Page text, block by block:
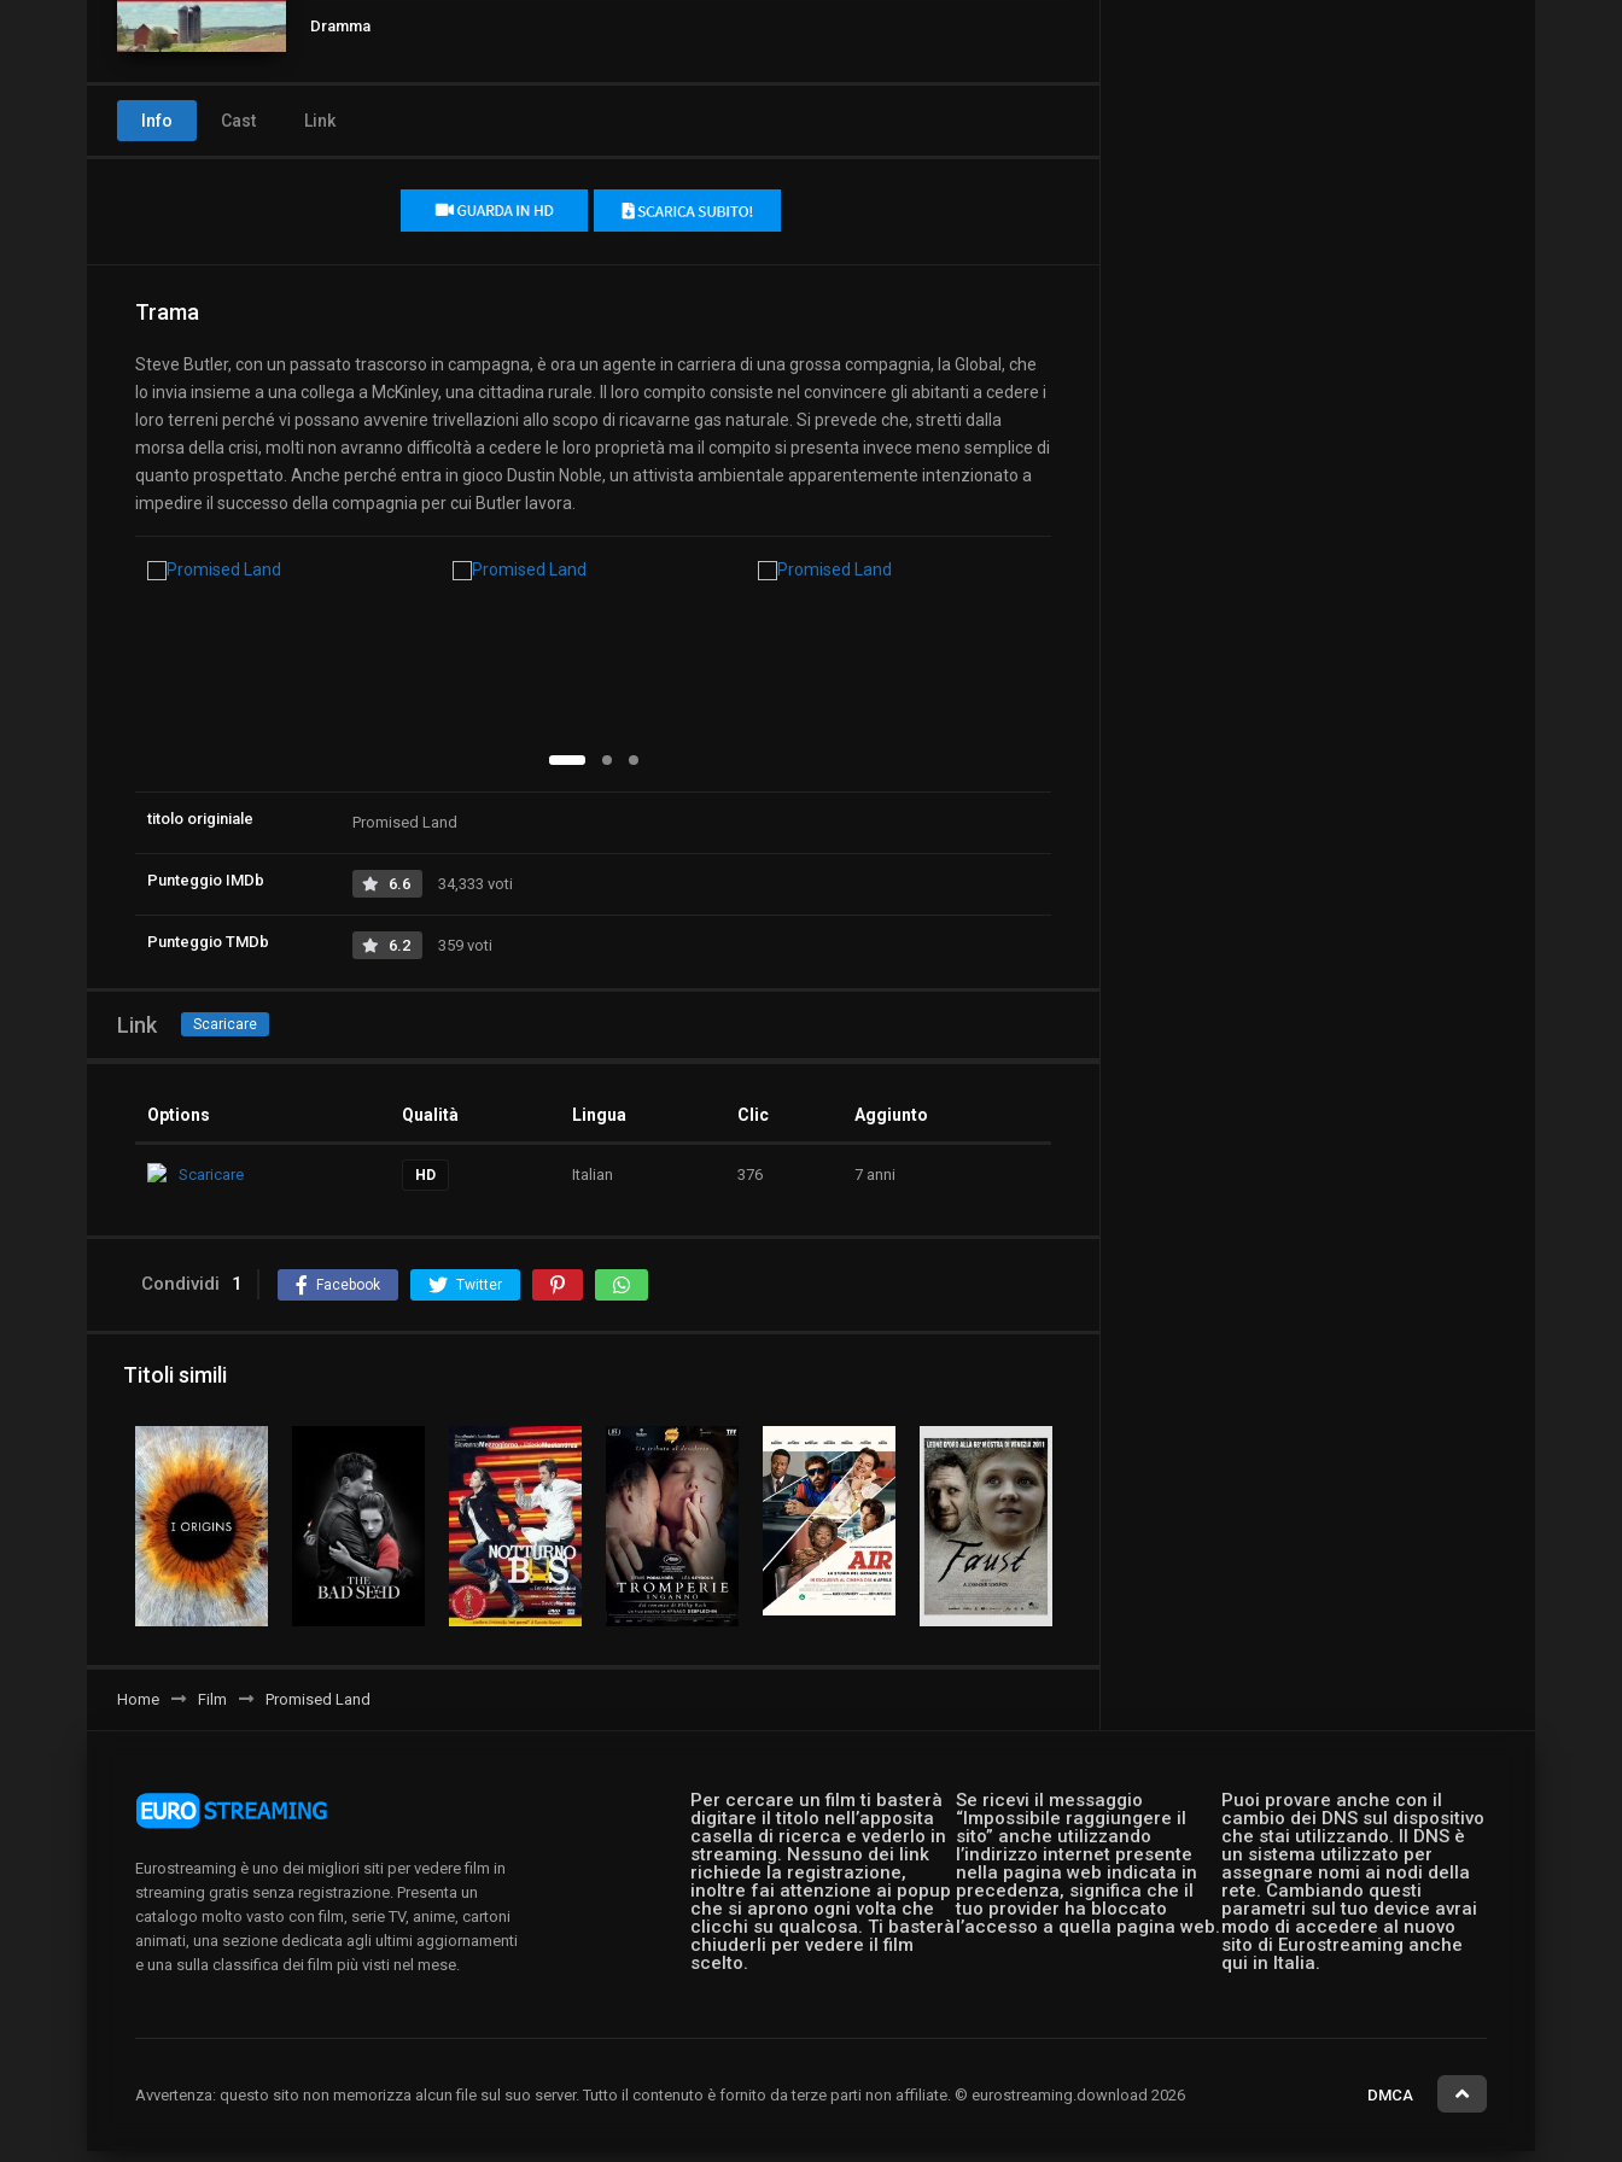
Dramma
Info Cast Link
Trama
Steve Butler, con un passato trascorso in campagna, è ora un agente in carriera di una grossa compagnia, la Global, che
lo invia insieme a una collega a McKinley, una cittadina rurale. Il loro compito consiste nel convincere gli abitanti a cedere i
loro terreni perché vi possano avvenire trivellazioni allo scopo di ricavarne gas naturale. Si prevede che, stretti dalla
morsa della crisi, molti non avranno difficoltà a cedere le loro proprietà ma il compito si presenta invece meno semplice di
quanto prospettato. Anche perché entra in gioco Dustin Noble, un attivista ambientale apparentemente intenzionato a
impedire il successo della compagnia per cui Butler lavora.
titolo originiale Promised Land
Punteggio IMDb 6.6 34,333 voti
Punteggio TMDb 6.2 359 voti
Link Scaricare
Options Qualità Lingua Clic Aggiunto
Scaricare HD Italian 376 7 anni
Condividi 1 Facebook Twitter
Titoli simili
Home Film Promised Land
Per cercare un film ti basterà
digitare il titolo nell’apposita
casella di ricerca e vederlo in
streaming. Nessuno dei link
richiede la registrazione,
inoltre fai attenzione ai popup
che si aprono ogni volta che
clicchi su qualcosa. Ti basterà
chiuderli per vedere il film
scelto.
Se ricevi il messaggio
“Impossibile raggiungere il
sito” anche utilizzando
l’indirizzo internet presente
nella pagina web indicata in
precedenza, significa che il
tuo provider ha bloccato
l’accesso a quella pagina web.
Puoi provare anche con il
cambio dei DNS sul dispositivo
che stai utilizzando. Il DNS è
un sistema utilizzato per
assegnare nomi ai nodi della
rete. Cambiando questi
parametri sul tuo device avrai
modo di accedere al nuovo
sito di Eurostreaming anche
qui in Italia.
Eurostreaming è uno dei migliori siti per vedere film in
streaming gratis senza registrazione. Presenta un
catalogo molto vasto con film, serie TV, anime, cartoni
animati, una sezione dedicata agli ultimi aggiornamenti
e una sulla classifica dei film più visti nel mese.
Avvertenza: questo sito non memorizza alcun file sul suo server. Tutto il contenuto è fornito da terze parti non affiliate. © eurostreaming.download 2026 DMCA